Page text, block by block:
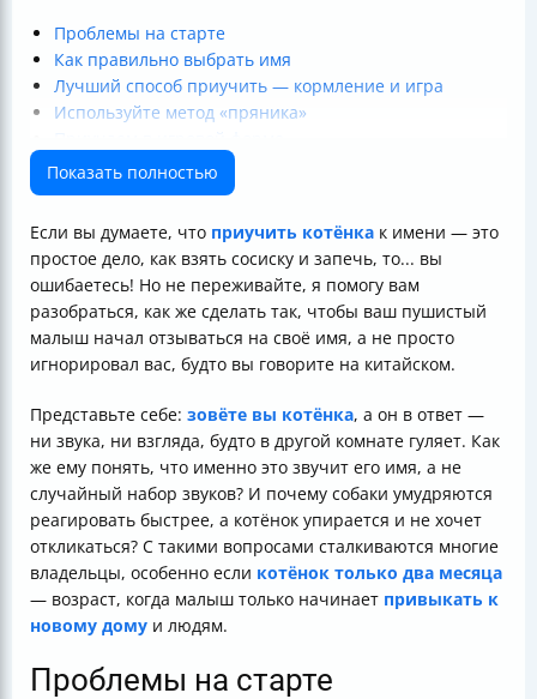
Проблемы на старте
Как правильно выбрать имя
Лучший способ приучить — кормление и игра
Используйте метод «пряника»
Сколько времени потребуется
Что делать, если котёнок не понимает имя
Полезные ссылки
Показать полностью
Если вы думаете, что приучить котёнка к имени — это
простое дело, как взять сосиску и запечь, то... вы
ошибаетесь! Но не переживайте, я помогу вам
разобраться, как же сделать так, чтобы ваш пушистый
малыш начал отзываться на своё имя, а не просто
игнорировал вас, будто вы говорите на китайском.
Представьте себе: зовёте вы котёнка, а он в ответ —
ни звука, ни взгляда, будто в другой комнате гуляет. Как
же ему понять, что именно это звучит его имя, а не
случайный набор звуков? И почему собаки умудряются
реагировать быстрее, а котёнок упирается и не хочет
откликаться? С такими вопросами сталкиваются многие
владельцы, особенно если котёнок только два месяца
— возраст, когда малыш только начинает привыкать к
новому дому и людям.
Проблемы на старте